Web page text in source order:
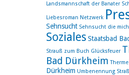
Landsmannschaft der Banater
Liebesroman Netzwerk
Sehnsucht Sehnsucht die
Soziales Staatsbad
Strauß zum Buch Glücksfeuer
Bad Dürkheim Therme
Dürkheim Umbenennung